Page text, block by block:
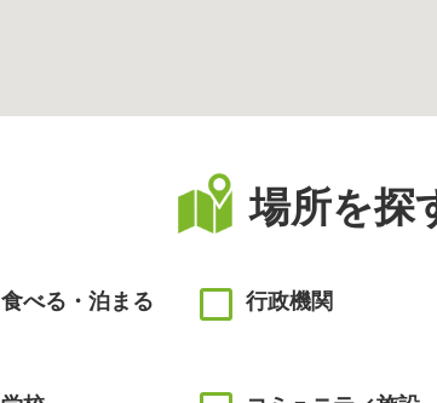
場所を探
食べる・泊まる 行政機関